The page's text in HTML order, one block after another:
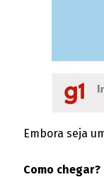
Embora seja
​​Como chegar?